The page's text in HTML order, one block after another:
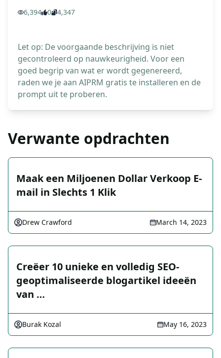
6,394 0 4,347
Let op: De voorgaande beschrijving is niet
gecontroleerd op nauwkeurigheid. Voor een
goed begrip van wat er wordt gegenereerd,
raden we je aan AIPRM gratis te installeren en de
prompt uit te proberen.
Verwante opdrachten
Maak een Miljoenen Dollar Verkoop E-
mail in Slechts 1 Klik
Drew Crawford March 14, 2023
Creëer 10 unieke en volledig SEO-
geoptimaliseerde blogartikel ideeën
van …
Burak Kozal May 16, 2023